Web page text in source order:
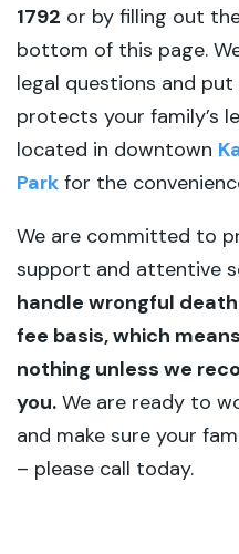
1792 or by filling out
bottom of this page.
legal questions and
protects your family’s
located in downtown
Park for the
We are committed to
support and attentive
handle wrongful
fee basis, which
nothing unless we
you. We are ready to
and make sure your
– please call today.